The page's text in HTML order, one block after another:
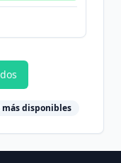
más disponibles